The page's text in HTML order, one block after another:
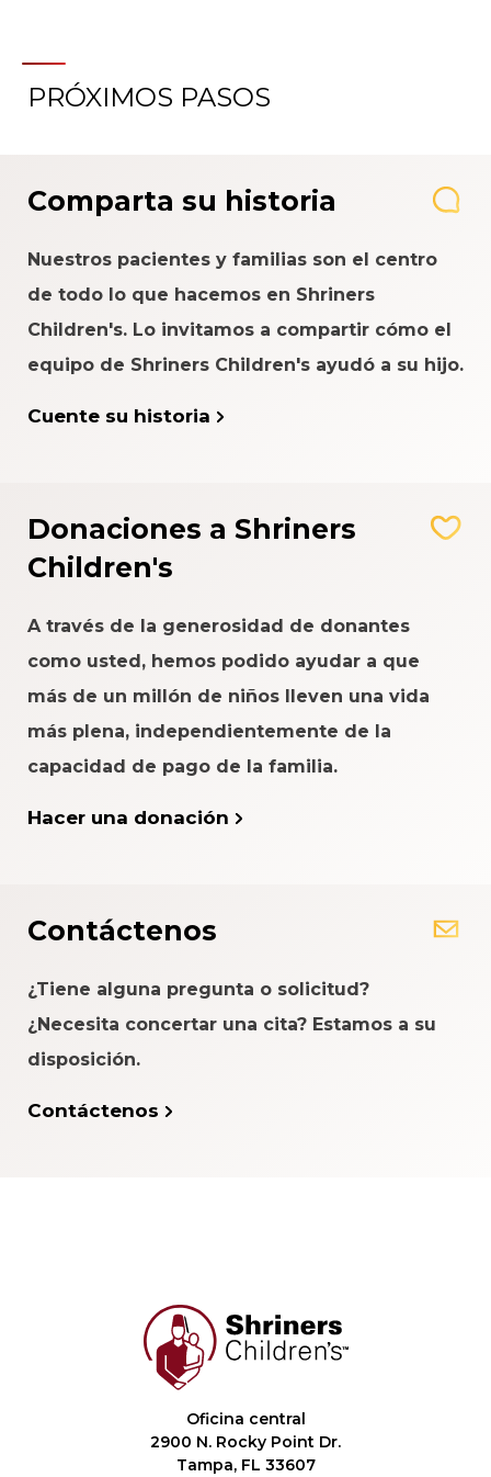
PRÓXIMOS PASOS
Comparta su historia
Nuestros pacientes y familias son el centro
de todo lo que hacemos en Shriners
Children's. Lo invitamos a compartir cómo el
equipo de Shriners Children's ayudó a su hijo.
Cuente su historia
Donaciones a Shriners
Children's
A través de la generosidad de donantes
como usted, hemos podido ayudar a que
más de un millón de niños lleven una vida
más plena, independientemente de la
capacidad de pago de la familia.
Hacer una donación
Contáctenos
¿Tiene alguna pregunta o solicitud?
¿Necesita concertar una cita? Estamos a su
disposición.
Contáctenos
Oficina central
2900 N. Rocky Point Dr.
Tampa, FL 33607